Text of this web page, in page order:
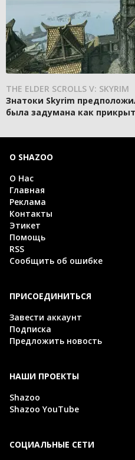
THE ELDER SCROLLS V: SKYRIM
Знатоки Skyrim
была задумана как
О SHAZOO
О Нас
Главная
Реклама
Контакты
Этикет
Помощь
RSS
Сообщить об ошибке
ПРИСОЕДИНИТЬСЯ
Завести аккаунт
Подписка
Предложить новость
НАШИ ПРОЕКТЫ
Shazoo
Shazoo YouTube
СОЦИАЛЬНЫЕ СЕТИ